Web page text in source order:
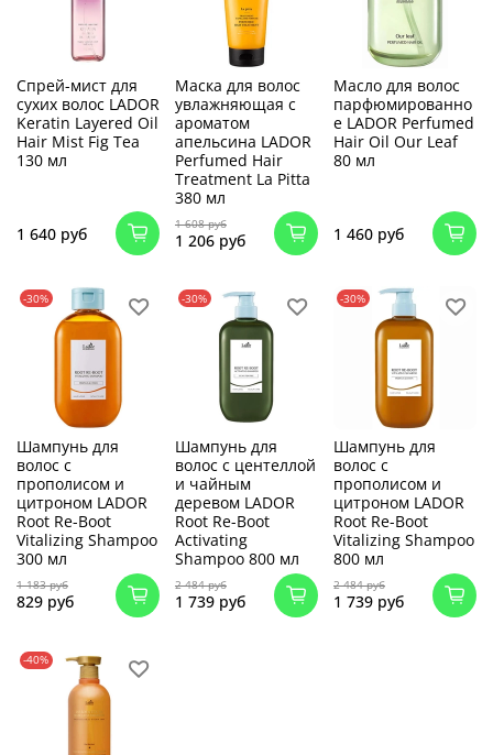
Спрей-мист для
сухих волос LADOR
Keratin Layered Oil
Hair Mist Fig Tea
130 мл
1 640 руб
Маска для волос
увлажняющая с
ароматом
апельсина LADOR
Perfumed Hair
Treatment La Pitta
380 мл
1 608 руб
1 206 руб
Масло для волос
парфюмированно
е LADOR Perfumed
Hair Oil Our Leaf
80 мл
1 460 руб
-30%
Шампунь для
волос с
прополисом и
цитроном LADOR
Root Re-Boot
Vitalizing Shampoo
300 мл
1 183 руб
829 руб
-30%
Шампунь для
волос с центеллой
и чайным
деревом LADOR
Root Re-Boot
Activating
Shampoo 800 мл
2 484 руб
1 739 руб
-30%
Шампунь для
волос с
прополисом и
цитроном LADOR
Root Re-Boot
Vitalizing Shampoo
800 мл
2 484 руб
1 739 руб
-40%